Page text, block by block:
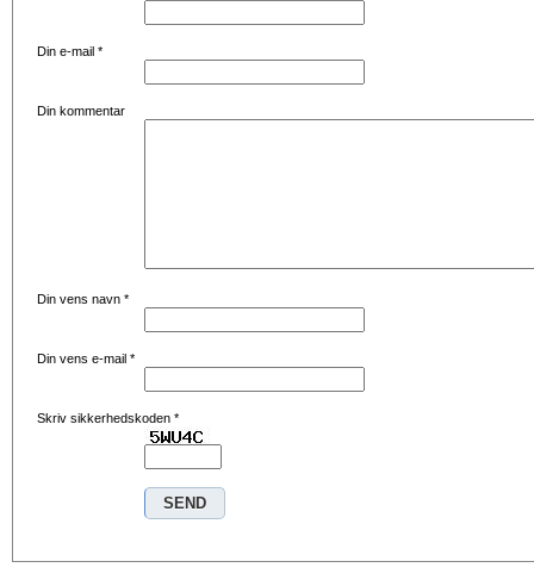
Din e-mail *
Din kommentar
Din vens navn *
Din vens e-mail *
Skriv sikkerhedskoden *